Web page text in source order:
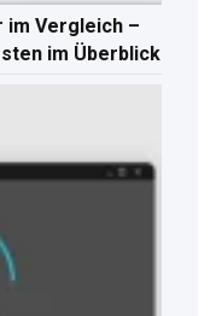
im Vergleich –
im Überblick